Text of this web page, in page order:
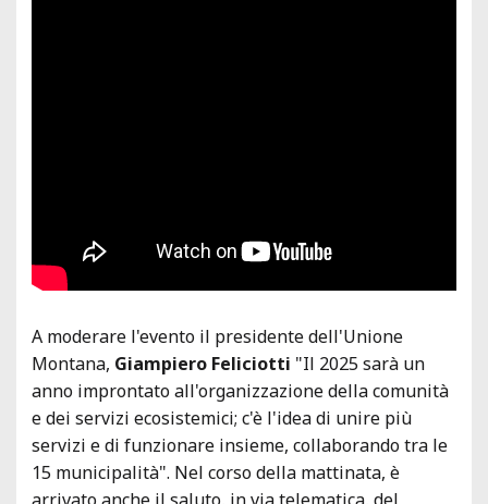
A moderare l'evento il presidente dell'Unione
Montana, Giampiero Feliciotti "Il 2025 sarà un
anno improntato all'organizzazione della comunità
e dei servizi ecosistemici; c'è l'idea di unire più
servizi e di funzionare insieme, collaborando tra le
15 municipalità". Nel corso della mattinata, è
arrivato anche il saluto, in via telematica, del